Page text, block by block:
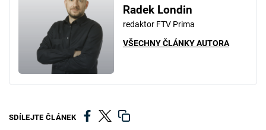
Radek Londin
redaktor FTV Prima
VŠECHNY ČLÁNKY AUTORA
SDÍLEJTE ČLÁNEK